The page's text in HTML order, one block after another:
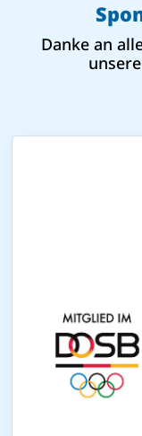
Danke an